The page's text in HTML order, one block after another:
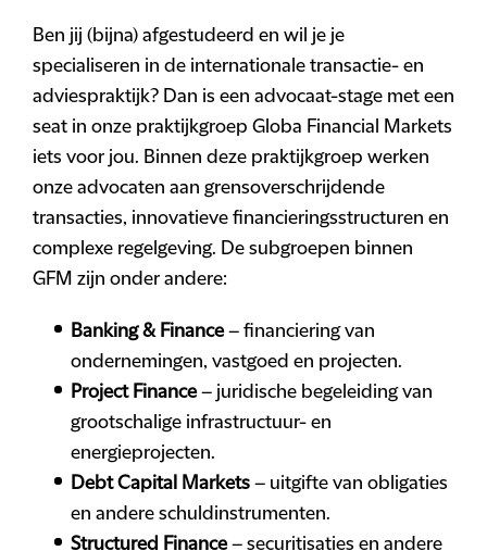
Ben jij (bijna) afgestudeerd en wil je je
specialiseren in de internationale transactie- en
adviespraktijk? Dan is een advocaat-stage met een
seat in onze praktijkgroep Globa Financial Markets
iets voor jou. Binnen deze praktijkgroep werken
onze advocaten aan grensoverschrijdende
transacties, innovatieve financieringsstructuren en
complexe regelgeving. De subgroepen binnen
GFM zijn onder andere:
Banking & Finance– financiering van
ondernemingen, vastgoed en projecten.
Project Finance– juridische begeleiding van
grootschalige infrastructuur- en
energieprojecten.
Debt Capital Markets – uitgifte van obligaties
en andere schuldinstrumenten.
Structured Finance– securitisaties en andere